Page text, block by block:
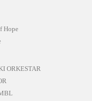
Hope
ORKESTAR